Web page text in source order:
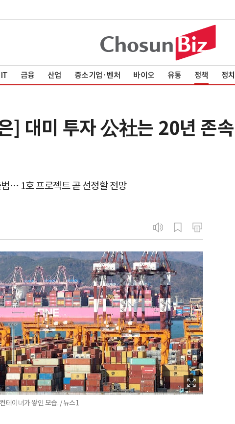
IT 금융 산업 중소기업·벤처 바이오 유통 정책 정치
] 대미 투자 公社는 20년 존
… 1호 프로젝트 곧 선정할 전망
테이너가 쌓인 모습. / 뉴스1